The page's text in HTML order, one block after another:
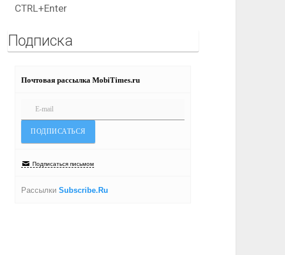
CTRL+Enter
Подписка
Почтовая рассылка MobiTimes.ru
Подписаться письмом
РассылкиSubscribe.Ru